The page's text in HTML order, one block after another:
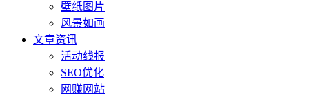
壁纸图片
风景如画
文章资讯
活动线报
SEO优化
网赚网站